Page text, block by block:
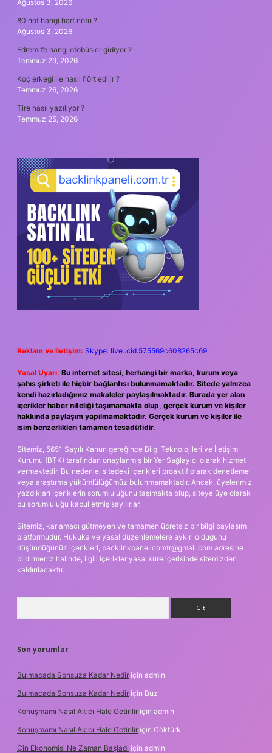
Ağustos 3, 2026
80 not hangi harf notu ?
Ağustos 3, 2026
Edremit’e hangi otobüsler gidiyor ?
Temmuz 29, 2026
Koç erkeği ile nasıl flört edilir ?
Temmuz 26, 2026
Tire nasıl yazılıyor ?
Temmuz 25, 2026
Reklam ve İletişim: Skype: live:.cid.575569c608265c69
Yasal Uyarı: Bu internet sitesi, herhangi bir marka, kurum veya
şahıs şirketi ile hiçbir bağlantısı bulunmamaktadır. Sitede yalnızca
kendi hazırladığımız makaleler paylaşılmaktadır. Burada yer alan
içerikler haber niteliği taşımamakta olup, gerçek kurum ve kişiler
hakkında paylaşım yapılmamaktadır. Gerçek kurum ve kişiler ile
isim benzerlikleri tamamen tesadüfidir.
Sitemiz, 5651 Sayılı Kanun gereğince Bilgi Teknolojileri ve İletişim
Kurumu (BTK) tarafından onaylanmış bir Yer Sağlayıcı olarak hizmet
vermektedir. Bu nedenle, sitedeki içerikleri proaktif olarak denetleme
veya araştırma yükümlülüğümüz bulunmamaktadır. Ancak, üyelerimiz
yazdıkları içeriklerin sorumluluğunu taşımakta olup, siteye üye olarak
bu sorumluluğu kabul etmiş sayılırlar.
Sitemiz, kar amacı gütmeyen ve tamamen ücretsiz bir bilgi paylaşım
platformudur. Hukuka ve yasal düzenlemelere aykırı olduğunu
düşündüğünüz içerikleri, backlinkpanelicomtr@gmail.com adresine
bildirmeniz halinde, ilgili içerikler yasal süre içerisinde sitemizden
kaldırılacaktır.
Son yorumlar
Bulmacada Sonsuza Kadar Nedir için admin
Bulmacada Sonsuza Kadar Nedir için Buz
Konuşmamı Nasıl Akıcı Hale Getirilir için admin
Konuşmamı Nasıl Akıcı Hale Getirilir için Göktürk
Çin Ekonomisi Ne Zaman Başladı için admin